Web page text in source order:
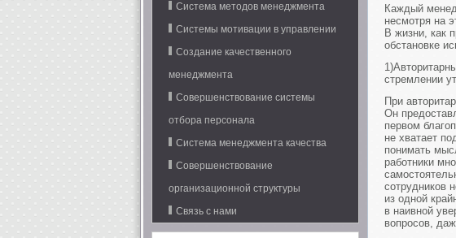
Система методов менеджмента
Системы мотивации в управлении
Создание качественного
менеджмента
Совершенствование системы
отбора персонала
Система менеджмента качества
Совершенствование
организационной структуры
Связь с нами
Каждый
несмотря на
В жизни, как
обстановке
стремлении
При
Он
первом
не хватает
понимать
работники
сотрудников
из одной
в наивной
вопросов,